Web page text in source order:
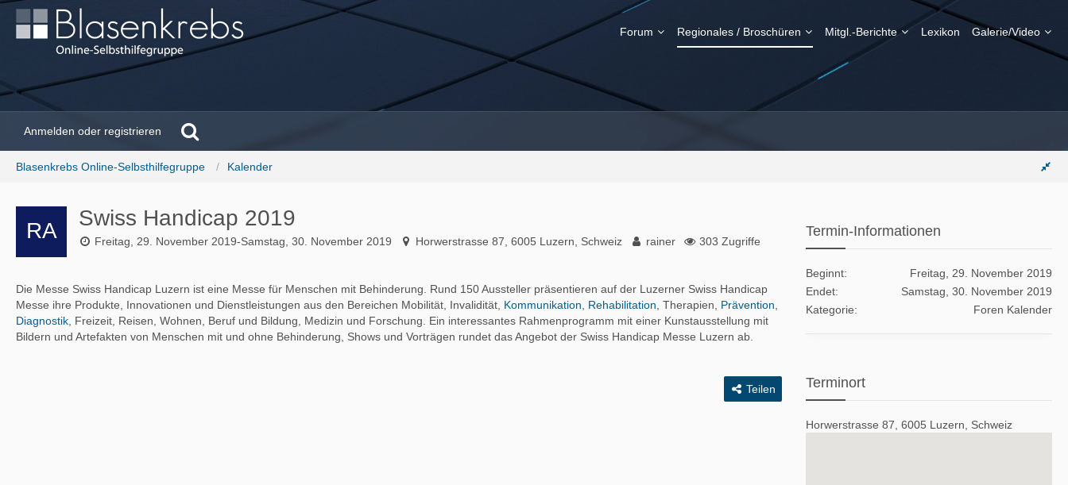
Forum Regionales / Broschüren Mitgl.-Berichte Lexikon Galerie/Video
Anmelden oder registrieren
Blasenkrebs Online-Selbsthilfegruppe Kalender
Swiss Handicap 2019
Freitag, 29. November 2019-Samstag, 30. November 2019 Horwerstrasse 87, 6005 Luzern, Schweiz rainer 303 Zugriffe
Die Messe Swiss Handicap Luzern ist eine Messe für Menschen mit Behinderung. Rund 150 Aussteller präsentieren auf der Luzerner Swiss Handicap
Messe ihre Produkte, Innovationen und Dienstleistungen aus den Bereichen Mobilität, Invalidität, Kommunikation Rehabilitation , Therapien, Prävention
Diagnostik , Freizeit, Reisen, Wohnen, Beruf und Bildung, Medizin und Forschung. Ein interessantes Rahmenprogramm mit einer Kunstausstellung mit
Bildern und Artefakten von Menschen mit und ohne Behinderung, Shows und Vorträgen rundet das Angebot der Swiss Handicap Messe Luzern ab.
Teilen
Termin-Informationen
Beginnt
Freitag, 29. November 2019
Endet
Samstag, 30. November 2019
Kategorie
Foren Kalender
Terminort
Horwerstrasse 87, 6005 Luzern, Schweiz